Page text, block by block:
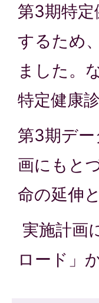
第3期特
するため
ました。
特定健康
第3期デ
画にもと
命の延伸
実施計画
ロード」